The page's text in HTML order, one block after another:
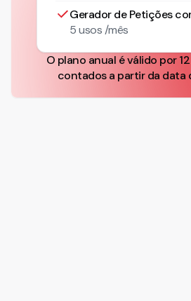
Gerador de Petições
5 usos /mês
O plano anual é válido por
contados a partir da data